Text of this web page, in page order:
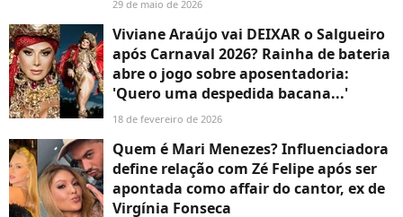
29 de maio de 2026
Viviane Araújo vai DEIXAR o Salgueiro
após Carnaval 2026? Rainha de bateria
abre o jogo sobre aposentadoria:
'Quero uma despedida bacana...'
18 de fevereiro de 2026
Quem é Mari Menezes? Influenciadora
define relação com Zé Felipe após ser
apontada como affair do cantor, ex de
Virgínia Fonseca